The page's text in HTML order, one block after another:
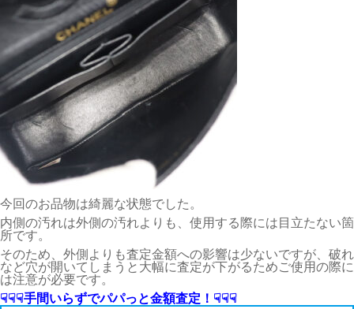
今回のお品物は綺麗な状態でした。
内側の汚れは外側の汚れよりも、使用する際には目立たない箇
所です。
そのため、外側よりも査定金額への影響は少ないですが、破れ
など穴が開いてしまうと大幅に査定が下がるためご使用の際に
は注意が必要です。
☟☟☟手間いらずでパパっと金額査定！☟☟☟